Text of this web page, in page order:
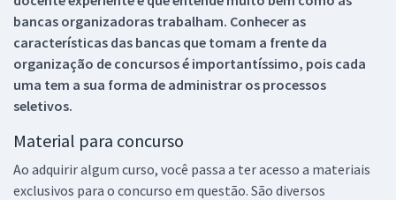
bancas organizadoras trabalham. Conhecer as
características das bancas que tomam a frente da
organização de concursos é importantíssimo, pois cada
uma tem a sua forma de administrar os processos
seletivos.
Material para concurso
Ao adquirir algum curso, você passa a ter acesso a materiais
exclusivos para o concurso em questão. São diversos